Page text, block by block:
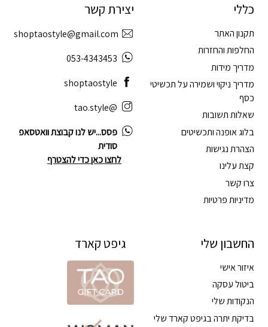
כללי
תקנון האתר
החלפות והחזרות
מדריך מידות
מדריך ניקוי ושמירה על תכשיטי
כסף
שאלות תשובות
בלוג אופנה ותכשיטים
הצהרת נגישות
קצת עלינו
צרו קשר
מדיניות פרטיות
החשבון שלי
איזור אישי
ביטול עסקה
הנקודות שלי
בדיקת יתרה בגיפט קארד שלי
יצירת קשר
shoptaostyle@gmail.com
053-4343453
shoptaostyle
@tao.style
פסס...יש לנו קבוצת וואטסאפ
סודית
לחצו כאן כדי להצטרף
גיפט קארד